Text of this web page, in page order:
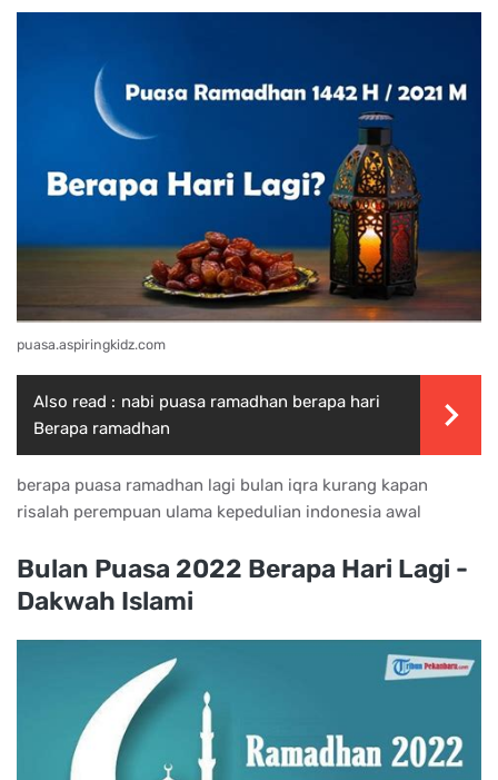
puasa.aspiringkidz.com
Also read : nabi puasa ramadhan berapa hari
Berapa ramadhan
berapa puasa ramadhan lagi bulan iqra kurang kapan
risalah perempuan ulama kepedulian indonesia awal
Bulan Puasa 2022 Berapa Hari Lagi -
Dakwah Islami